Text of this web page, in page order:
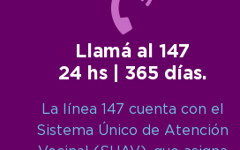
Llamá al 147
24 hs | 365 días.
La línea 147 cuenta con el
Sistema Único de Atención